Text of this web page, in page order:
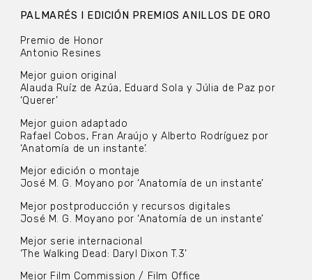
PALMARÉS I EDICIÓN PREMIOS ANILLOS DE ORO
Premio de Honor
Antonio Resines
Mejor guion original
Alauda Ruíz de Azúa, Eduard Sola y Júlia de Paz por
‘Querer’
Mejor guion adaptado
Rafael Cobos, Fran Araújo y Alberto Rodríguez por
‘Anatomía de un instante’.
Mejor edición o montaje
José M. G. Moyano por ‘Anatomía de un instante’
Mejor postproducción y recursos digitales
José M. G. Moyano por ‘Anatomía de un instante’
Mejor serie internacional
‘The Walking Dead: Daryl Dixon T.3’
Mejor Film Commission / Film Office